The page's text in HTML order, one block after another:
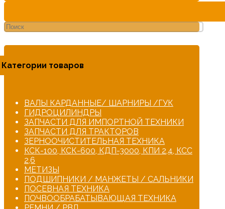
Категории товаров
ВАЛЫ КАРДАННЫЕ/ ШАРНИРЫ /ГУК
ГИДРОЦИЛИНДРЫ
ЗАПЧАСТИ ДЛЯ ИМПОРТНОЙ ТЕХНИКИ
ЗАПЧАСТИ ДЛЯ ТРАКТОРОВ
ЗЕРНООЧИСТИТЕЛЬНАЯ ТЕХНИКА
КСК-100, КСК-600, КДП-3000, КПИ 2,4, КСС
2,6
МЕТИЗЫ
ПОДШИПНИКИ / МАНЖЕТЫ / САЛЬНИКИ
ПОСЕВНАЯ ТЕХНИКА
ПОЧВООБРАБАТЫВАЮЩАЯ ТЕХНИКА